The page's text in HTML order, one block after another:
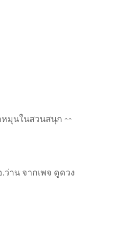
มุนในสวนสนุก ^^
าน จากเพจ ดูดวง